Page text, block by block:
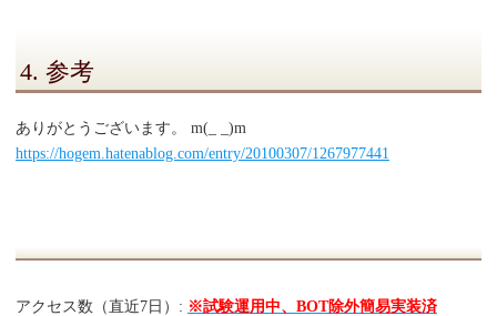
4. 参考
ありがとうございます。 m(_ _)m
https://hogem.hatenablog.com/entry/20100307/1267977441
アクセス数（直近7日）: ※試験運用中、BOT除外簡易実装済